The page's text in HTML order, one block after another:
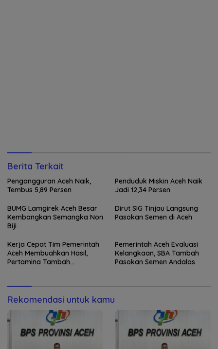
Berita Terkait
Pengangguran Aceh Naik,
Tembus 5,89 Persen
Penduduk Miskin Aceh Naik
Jadi 12,34 Persen
BUMG Lamgirek Aceh Besar
Kembangkan Semangka Non
Biji
Dirut SIG Tinjau Langsung
Pasokan Semen di Aceh
Kerja Cepat Tim Pemerintah
Aceh Membuahkan Hasil,
Pertamina Tambah
Pemerintah Aceh Evaluasi
Kelangkaan, SBA Tambah
Pasokan Semen Andalas
Rekomendasi untuk kamu